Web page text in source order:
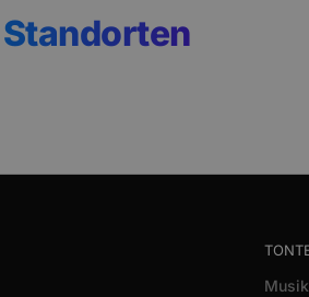
Standorten